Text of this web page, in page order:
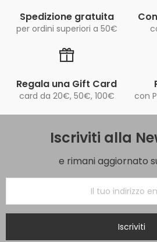
Spedizione gratuita
per ordini superiori a 50€
Regala una Gift Card
card da 20€, 50€, 100€ con
Iscriviti alla
e rimani aggiornato
Iscriviti